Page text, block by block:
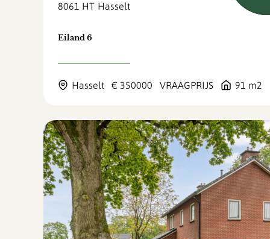
8061 HT Hasselt
Eiland 6
Hasselt € 350000 VRAAGPRIJS 91 m2